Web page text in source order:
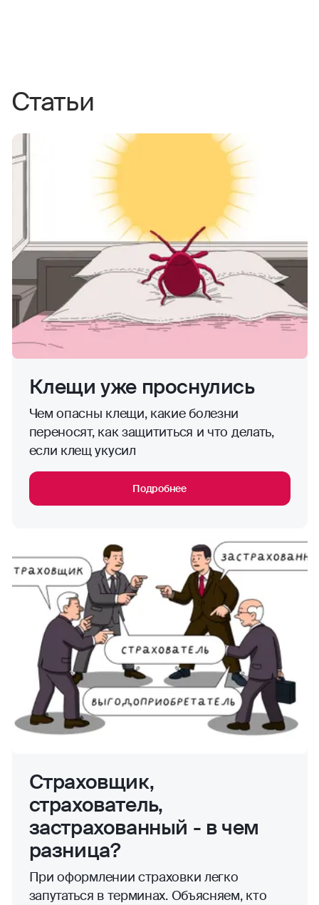
Статьи
Клещи уже проснулись
Чем опасны клещи, какие болезни
переносят, как защититься и что делать,
если клещ укусил
Подробнее
Страховщик,
страхователь,
застрахованный - в чем
разница?
При оформлении страховки легко
запутаться в терминах. Объясняем, кто